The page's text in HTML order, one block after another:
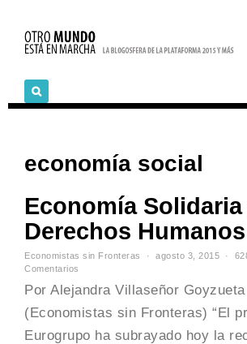
economía social
Economía Solidaria
Derechos Humanos
Economistas sin Fronteras agosto 3, 2015
Comentarios
Por Alejandra Villaseñor Goyzueta
(Economistas sin Fronteras) “El
Eurogrupo ha subrayado hoy la